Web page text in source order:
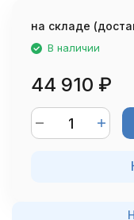
на складе
В наличии
44 910 ₽